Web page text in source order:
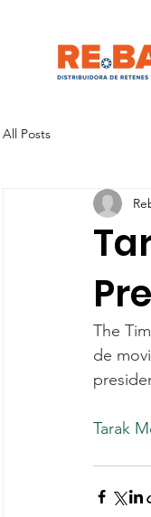
All Posts
The
de
Tarak